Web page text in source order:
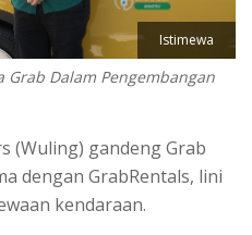
Istimewa
Grab Dalam Pengembangan
(Wuling) gandeng Grab
dengan GrabRentals, lini
kendaraan.